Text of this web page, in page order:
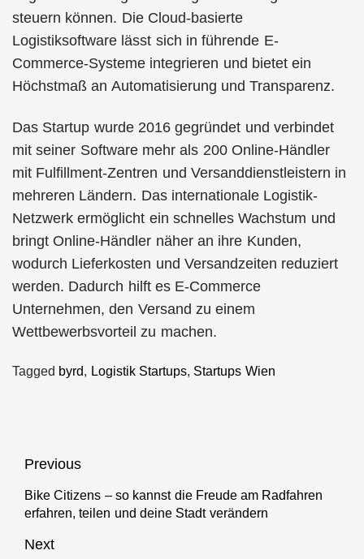
steuern können. Die Cloud-basierte
Logistiksoftware lässt sich in führende E-
Commerce-Systeme integrieren und bietet ein
Höchstmaß an Automatisierung und Transparenz.
Das Startup wurde 2016 gegründet und verbindet
mit seiner Software mehr als 200 Online-Händler
mit Fulfillment-Zentren und Versanddienstleistern in
mehreren Ländern. Das internationale Logistik-
Netzwerk ermöglicht ein schnelles Wachstum und
bringt Online-Händler näher an ihre Kunden,
wodurch Lieferkosten und Versandzeiten reduziert
werden. Dadurch hilft es E-Commerce
Unternehmen, den Versand zu einem
Wettbewerbsvorteil zu machen.
Tagged byrd, Logistik Startups, Startups Wien
Beitragsnavigation
Previous
Previous
post:
Bike Citizens – so kannst die Freude am Radfahren
erfahren, teilen und deine Stadt verändern
Next